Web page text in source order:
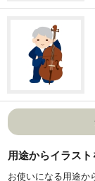
用途からイラス
お使いになる用途か